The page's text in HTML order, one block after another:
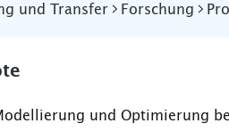
und Transfer Forschung
und Optimierung